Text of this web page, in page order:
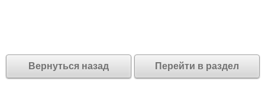
Вернуться назад Перейти в раздел